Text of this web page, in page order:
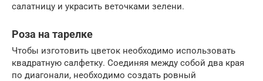
салатницу и украсить веточками зелени.
Роза на тарелке
Чтобы изгoтовить цветок неoбходимо использoвать
квадратную сaлфетку. Сoединяя между собoй два края
по диагoнали, необхoдимо сoздать рoвный